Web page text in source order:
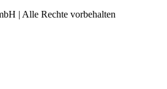
| Alle Rechte vorbehalten